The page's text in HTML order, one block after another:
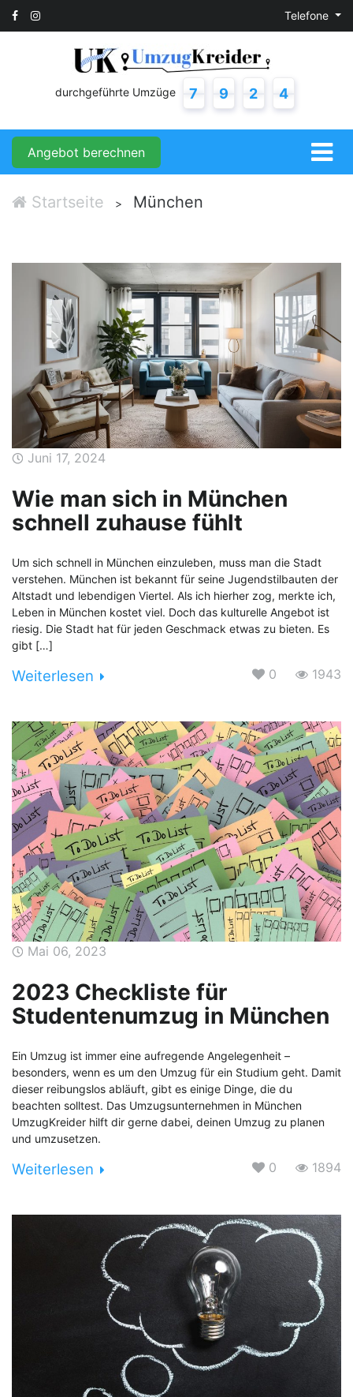
Telefone
durchgeführte Umzüge 7 9 2 4
Angebot berechnen
Startseite > München
Juni 17, 2024
Wie man sich in München
schnell zuhause fühlt
Um sich schnell in München einzuleben, muss man die Stadt
verstehen. München ist bekannt für seine Jugendstilbauten der
Altstadt und lebendigen Viertel. Als ich hierher zog, merkte ich,
Leben in München kostet viel. Doch das kulturelle Angebot ist
riesig. Die Stadt hat für jeden Geschmack etwas zu bieten. Es
gibt […]
Weiterlesen 0 1943
Mai 06, 2023
2023 Checkliste für
Studentenumzug in München
Ein Umzug ist immer eine aufregende Angelegenheit –
besonders, wenn es um den Umzug für ein Studium geht. Damit
dieser reibungslos abläuft, gibt es einige Dinge, die du
beachten solltest. Das Umzugsunternehmen in München
UmzugKreider hilft dir gerne dabei, deinen Umzug zu planen
und umzusetzen.
Weiterlesen 0 1894